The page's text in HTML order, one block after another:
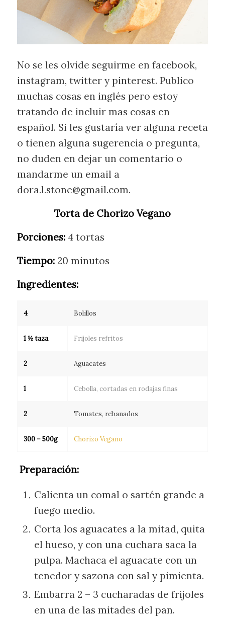
No se les olvide seguirme en facebook,
instagram, twitter y pinterest. Publico
muchas cosas en inglés pero estoy
tratando de incluir mas cosas en
español. Si les gustaría ver alguna receta
o tienen alguna sugerencia o pregunta,
no duden en dejar un comentario o
mandarme un email a
dora.l.stone@gmail.com.
Torta de Chorizo Vegano
Porciones:4 tortas
Tiempo:20 minutos
Ingredientes:
4 Bolillos
1 ½ taza Frijoles refritos
2 Aguacates
1 Cebolla, cortadas en rodajas finas
2 Tomates, rebanados
300 – 500g Chorizo Vegano
Preparación:
Calienta un comal o sartén grande a
fuego medio.
Corta los aguacates a la mitad, quita
el hueso, y con una cuchara saca la
pulpa. Machaca el aguacate con un
tenedor y sazona con sal y pimienta.
Embarra 2 – 3 cucharadas de frijoles
en una de las mitades del pan.